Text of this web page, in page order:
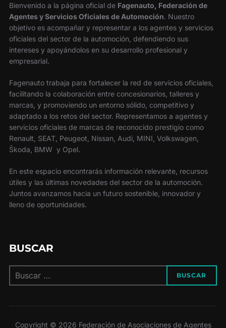
Bienvenido a la página oficial de Fagenauto, Federación de
Agentes y Servicios Oficiales de Automoción. Nuestro
objetivo es acompañar y representar a los agentes y servicios
oficiales del sector de la automoción, defendiendo sus
intereses y apoyándolos en su desarrollo profesional y
empresarial.
Fagenauto trabaja para fortalecer la red de servicios oficiales,
facilitando la colaboración entre concesionarios, talleres y
marcas, y promoviendo un entorno sólido, competitivo y
adaptado a los retos del sector. Representamos a agentes y
servicios oficiales de marcas de reconocido prestigio como
Renault, SEAT, Peugeot, Nissan, Audi, MINI, Volkswagen,
Škoda, BMW y Opel.
En este espacio encontrarás información relevante, recursos
útiles y las últimas novedades del sector de la automoción.
Juntos avanzamos hacia un futuro sostenible, innovador y
lleno de oportunidades.
BUSCAR
BUSCAR
Copyright © 2026 Federación de Asociaciones de Agentes